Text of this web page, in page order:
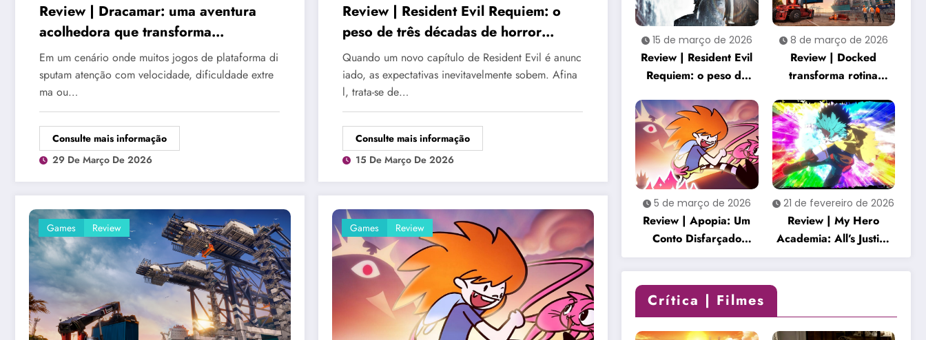
Review | Dracamar: uma aventura
acolhedora que transforma
simplicidade em charme
Em um cenário onde muitos jogos de plataforma di
sputam atenção com velocidade, dificuldade extre
ma ou…
Consulte mais informação
29 De Março De 2026
Review | Resident Evil Requiem: o
peso de três décadas de horror
renasce na franquia
Quando um novo capítulo de Resident Evil é anunc
iado, as expectativas inevitavelmente sobem. Afina
l, trata-se de…
Consulte mais informação
15 De Março De 2026
Games Review Games Review
15 de março de 2026
Review | Resident Evil
Requiem: o peso de
renasce na franquia
8 de março de 2026
Review | Docked
transforma rotina
experiência
surpreendentemente
envolvente
5 de março de 2026
Review | Apopia: Um
Conto Disfarçado
transforma um mundo
fofo em uma história
inquietante
21 de fevereiro de 2026
Review | My Hero
Academia: All’s Justice
é uma celebração
empolgante que honra
Crítica | Filmes